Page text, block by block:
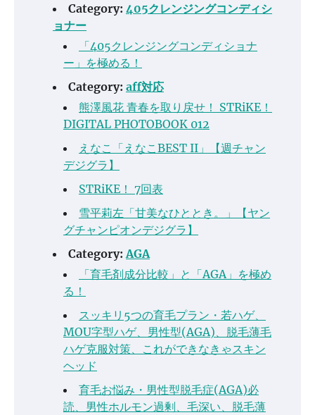
Category: 405クレンジングコンディシ
ョナー
「405クレンジングコンディショナ
ー」を極める！
Category: aff対応
熊澤風花 青春を取り戻せ！ STRiKE！
DIGITAL PHOTOBOOK 012
えなこ「えなこBEST II」【週チャン
デジグラ】
STRiKE！ 7回表
雪平莉左「甘美なひととき。」【ヤン
グチャンピオンデジグラ】
Category: AGA
「育毛剤成分比較」と「AGA」を極め
る！
スッキリ5つの育毛プラン・若ハゲ、
MOU字型ハゲ、男性型(AGA)、脱毛薄毛
ハゲ克服対策、これができなきゃスキン
ヘッド
育毛お悩み・男性型脱毛症(AGA)必
読、男性ホルモン過剰、毛深い、脱毛薄